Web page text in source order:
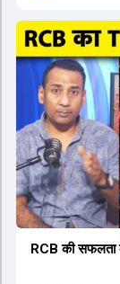
ऑस्ट्रेलियाई
संदेह था, लेकिन अब
गेंद को बाउंड्री के
ने कहा कि टूर्नामेंट
युवा खिलाड़ी का
थी। शानदार
त्रिकोणीय सीरीज के
RCB की सफलता